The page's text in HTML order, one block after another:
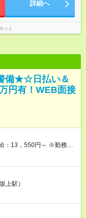
詳細へ
ット
備★☆日払い＆
円有！WEB面接
550円～ ※勤務数
400円 夜勤／日給：12，
さい♪ ◆各種資格手当あ
終わっても”全額”支給！
修費として合計30，000
上駅）